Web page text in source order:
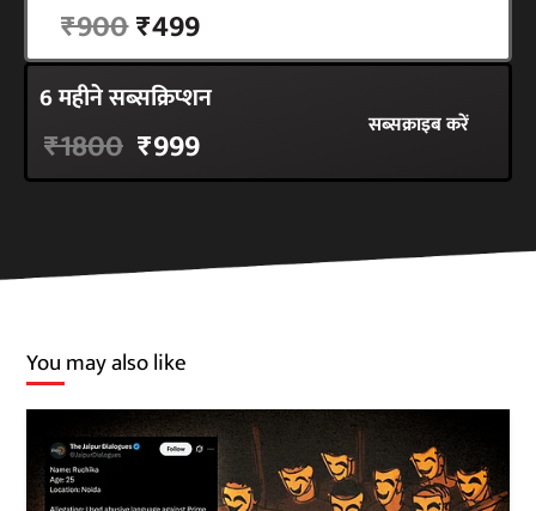
₹900₹499
6 महीने सब्सक्रिप्शन
₹1800 ₹999 सब्सक्राइब करें
You may also like